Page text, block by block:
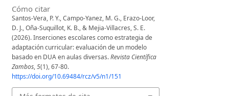
Cómo citar
Santos-Vera, P. Y., Campo-Yanez, M. G., Erazo-Loor,
D. J., Oña-Suquillot, K. B., & Mejia-Villacres, S. E.
(2026). Inserciones escolares como estrategia de
adaptación curricular: evaluación de un modelo
basado en DUA en aulas diversas.Revista Científica
Zambos,5(1), 67-80.
https://doi.org/10.69484/rcz/v5/n1/151